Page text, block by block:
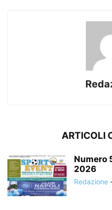
ARTICOLI
Numero
2026
Redazione